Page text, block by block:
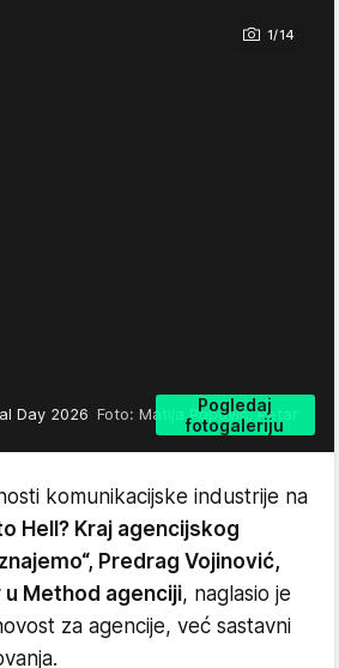
1/14
Pogledaj
fotogaleriju
Day 2026 Foto: Matija Popović, Petar
komunikacijske industrije na
Hell? Kraj agencijskog
Predrag Vojinović,
Method agenciji, naglasio je
za agencije, već sastavni